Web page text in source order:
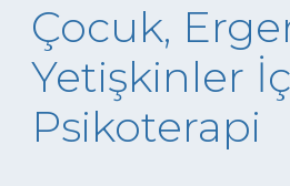
Çocuk,
Yetişkinler
Psikoterapi